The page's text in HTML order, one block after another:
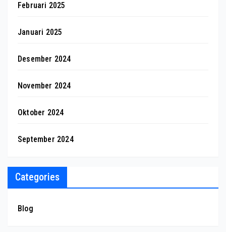
Februari 2025
Januari 2025
Desember 2024
November 2024
Oktober 2024
September 2024
Categories
Blog